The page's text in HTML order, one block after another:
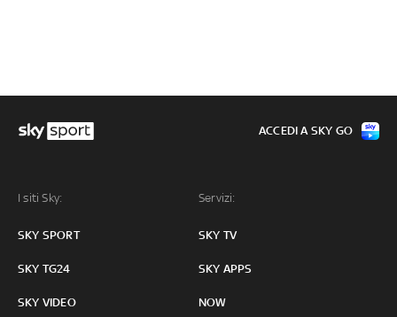
I siti Sky:
SKY SPORT
SKY TG24
SKY VIDEO
Servizi:
SKY TV
SKY APPS
NOW
ACCEDI A SKY GO